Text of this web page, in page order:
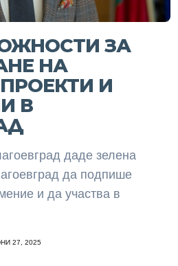
ЗА
НА
И
В
даде зелена
да подпише
и да участва в
27, 2025